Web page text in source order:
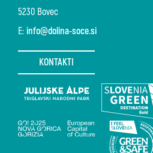
5230 Bovec
E: info@dolina-soce.si
KONTAKTI